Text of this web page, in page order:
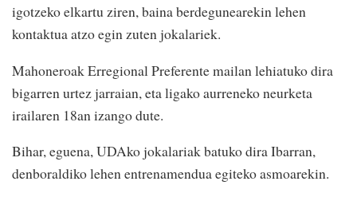
igotzeko elkartu ziren, baina berdegunearekin lehen
kontaktua atzo egin zuten jokalariek.
Mahoneroak Erregional Preferente mailan lehiatuko dira
bigarren urtez jarraian, eta ligako aurreneko neurketa
irailaren 18an izango dute.
Bihar, eguena, UDAko jokalariak batuko dira Ibarran,
denboraldiko lehen entrenamendua egiteko asmoarekin.